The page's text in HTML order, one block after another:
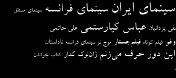
سینمای ایران سینمای فرانسه سینمای مستقل
یزدانیان عباس کیارستمی علی حاتمی
فیلم کوتاه فیلم‌جستار موج نو سینمای فرانسه ناداستان
این دور حرف می‌زنم ژان‌لوک گدار کتاب خواندن